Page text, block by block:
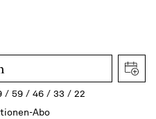
59 46 33
22
Abo